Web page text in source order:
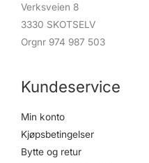
Verksveien 8
3330 SKOTSELV
Orgnr 974 987 503
Kundeservice
Min konto
Kjøpsbetingelser
Bytte og retur